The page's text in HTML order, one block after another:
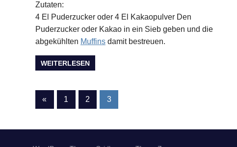
Zutaten:
4 El Puderzucker oder 4 El Kakaopulver Den
Puderzucker oder Kakao in ein Sieb geben und die
abgekühlten Muffins damit bestreuen.
WEITERLESEN
Seitennummerierung
Beiträge
« Vorherige
Beiträge
1 2 3